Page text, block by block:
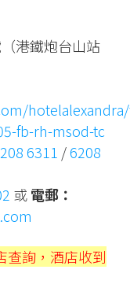
港鐵炮台山站
fb-rh-msod-tc
6311 /6208
或電郵：
詢，酒店收到